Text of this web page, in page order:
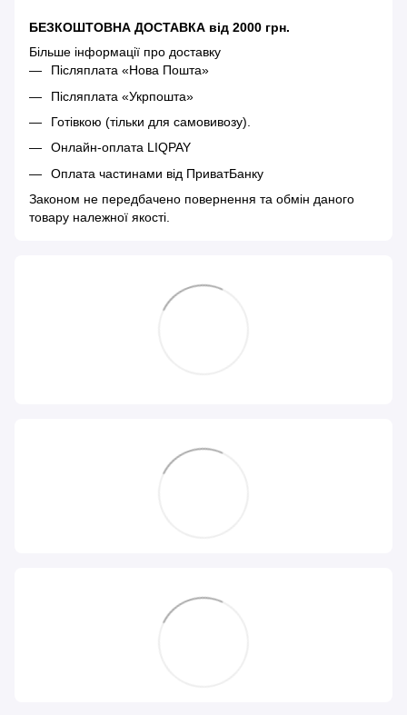
БЕЗКОШТОВНА ДОСТАВКА від 2000 грн.
Більше інформації про доставку
Післяплата «Нова Пошта»
Післяплата «Укрпошта»
Готівкою (тільки для самовивозу).
Онлайн-оплата LIQPAY
Оплата частинами від ПриватБанку
Законом не передбачено повернення та обмін даного
товару належної якості.